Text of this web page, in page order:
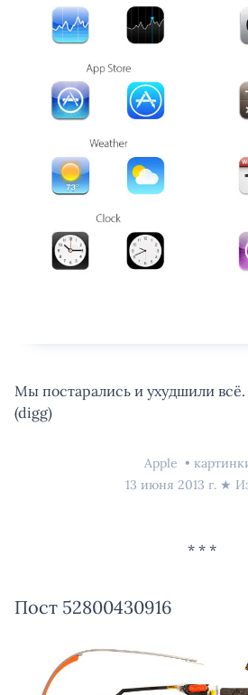
Мы постарались и ухудшили
(digg)
Apple
13 июня 2013 г.★
Пост 52800430916